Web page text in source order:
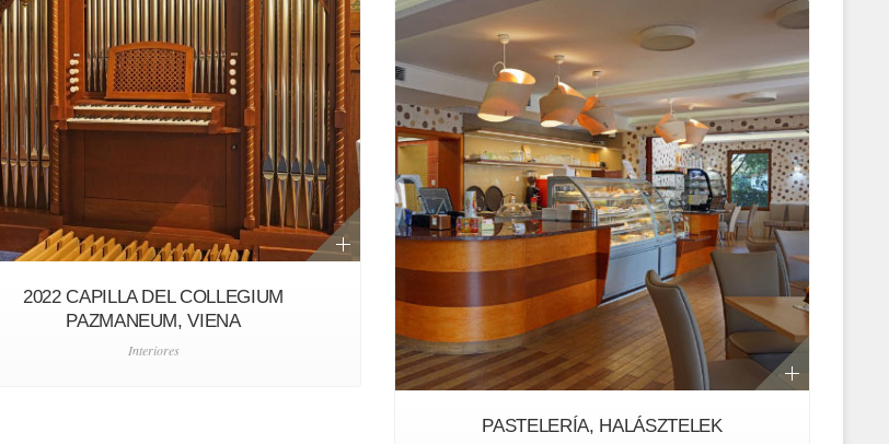
2022 CAPILLA DEL COLLEGIUM
PAZMANEUM, VIENA
Interiores
PASTELERÍA, HALÁSZTELEK